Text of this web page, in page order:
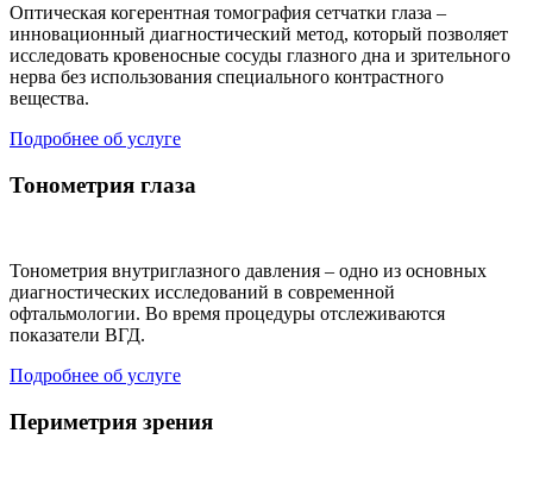
Оптическая когерентная томография сетчатки глаза –
инновационный диагностический метод, который позволяет
исследовать кровеносные сосуды глазного дна и зрительного
нерва без использования специального контрастного
вещества.
Подробнее об услуге
Тонометрия глаза
Тонометрия внутриглазного давления – одно из основных
диагностических исследований в современной
офтальмологии. Во время процедуры отслеживаются
показатели ВГД.
Подробнее об услуге
Периметрия зрения